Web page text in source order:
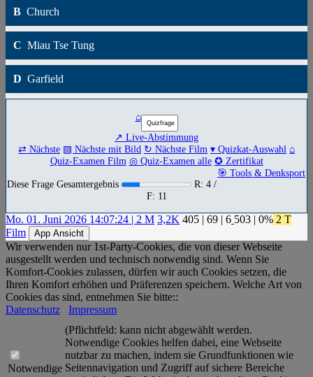
B Church
C Miau Tse Tung
D Garfield
⌂
↗ Live-Abstimmung
⇄ Nächste ▧ Nächste mit Bild ↻ Nächste Film ▾ Quizkat-Auswahl ⌂
Quiz-Examen Film ◎ Quiz-Examen alle ✪ Zertifikat
🎯 Tools & Denksport
Diese Frage Gesamtergebnis
R: 4 /
F: 11
Mo. 01. Juni 2026 14:07:24 | 2 M 3,2K 405 | 69 | 6 503 | 0% 2 T
Film
App Ansicht
Wir verwenden nur 1st-Party-Cookies, die von dieser Webseite
ausgestellt werden und technisch notwendig sind. Wenn Sie
Komfort-Cookies zulassen, dürfen wir auch Cookies setzen, die
Ihren Komfort erhöhen und Präferenzen speichern. Welche Art von
Cookies das sind, entnehmen Sie bitte::
Datenschutz
Impressum
Notwendige
(Pflichtfeld: kann nicht abgewählt werden.
Notwendige Cookies helfen dabei, eine Webseite
nutzbar zu machen, indem sie Grundfunktionen wie
Seitennavigation und Zugriff auf sichere Bereiche